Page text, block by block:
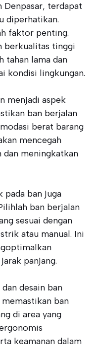
Denpasar, terdapat
diperhatikan.
faktor penting.
berkualitas tinggi
tahan lama dan
kondisi lingkungan.
menjadi aspek
ban berjalan
berat barang
mencegah
dan meningkatkan
pada ban juga
ban berjalan
sesuai dengan
atau manual. Ini
panjang.
desain ban
ban
di area yang
keamanan dalam